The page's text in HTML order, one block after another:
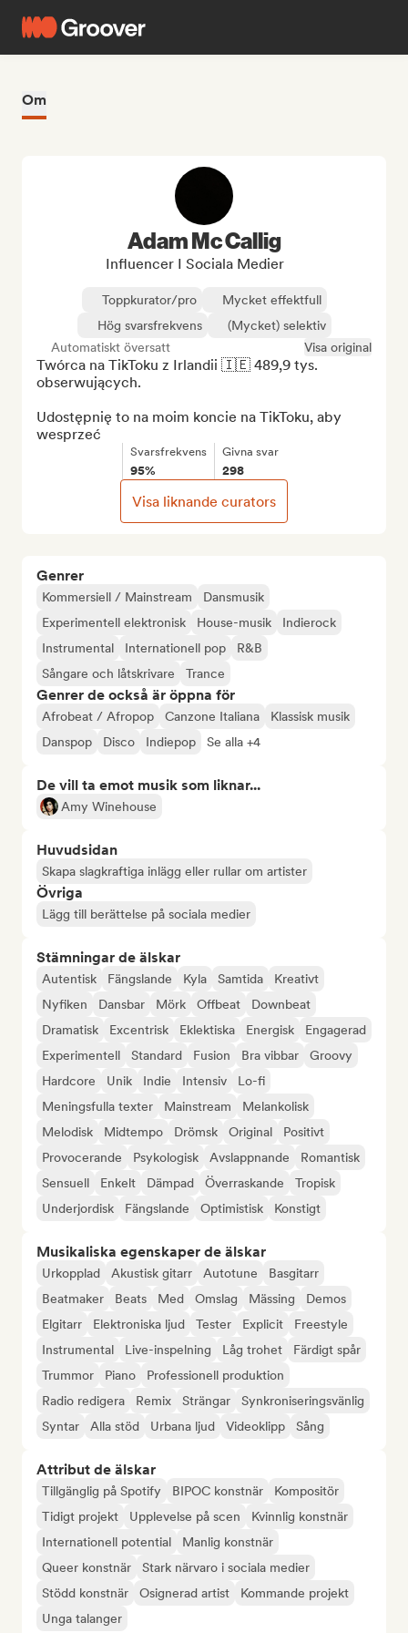
Om
Genrer
Kommersiell / Mainstream
Dansmusik
Experimentell elektronisk
House-musik
Indierock
Instrumental
Internationell pop
R&B
Sångare och låtskrivare
Trance
Genrer de också är öppna för
Afrobeat / Afropop Canzone Italiana
Klassisk musik
Danspop
Disco Indiepop Se alla +4
De vill ta emot musik som liknar...
Amy Winehouse
Huvudsidan
Skapa slagkraftiga inlägg eller rullar om artister
Övriga
Lägg till berättelse på sociala medier
Stämningar de älskar
Autentisk Fängslande Kyla Samtida
Kreativt
Nyfiken
Dansbar Mörk Offbeat
Downbeat
Dramatisk
Excentrisk Eklektiska Energisk
Engagerad
Experimentell
Standard Fusion Bra vibbar
Groovy
Hardcore
Unik Indie Intensiv
Lo-fi
Meningsfulla texter
Mainstream
Melankolisk
Melodisk
Midtempo Drömsk Original
Positivt
Provocerande
Psykologisk Avslappnande
Romantisk
Sensuell
Enkelt Dämpad Överraskande
Tropisk
Underjordisk
Fängslande Optimistisk Konstigt
Musikaliska egenskaper de älskar
Urkopplad Akustisk gitarr Autotune
Basgitarr
Beatmaker
Beats Med Omslag Mässing
Demos
Elgitarr
Elektroniska ljud Tester Explicit
Freestyle
Instrumental
Live-inspelning Låg trohet
Färdigt spår
Trummor
Piano
Professionell produktion
Radio redigera
Remix Strängar
Synkroniseringsvänlig
Syntar
Alla stöd Urbana ljud Videoklipp Sång
Attribut de älskar
Tillgänglig på Spotify BIPOC konstnär
Kompositör
Tidigt projekt
Upplevelse på scen
Kvinnlig konstnär
Internationell potential
Manlig konstnär
Queer konstnär
Stark närvaro i sociala medier
Stödd konstnär
Osignerad artist
Kommande projekt
Unga talanger
Adam Mc Callig
Influencer I Sociala Medier
Toppkurator/pro
Mycket effektfull
Hög svarsfrekvens
(Mycket) selektiv
Automatiskt översatt
Visa original
Twórca na TikToku z Irlandii 🇮🇪 489,9 tys.
obserwujących.
Udostępnię to na moim koncie na TikToku, aby
wesprzeć
Svarsfrekvens
95%
Givna svar
298
Visa liknande curators